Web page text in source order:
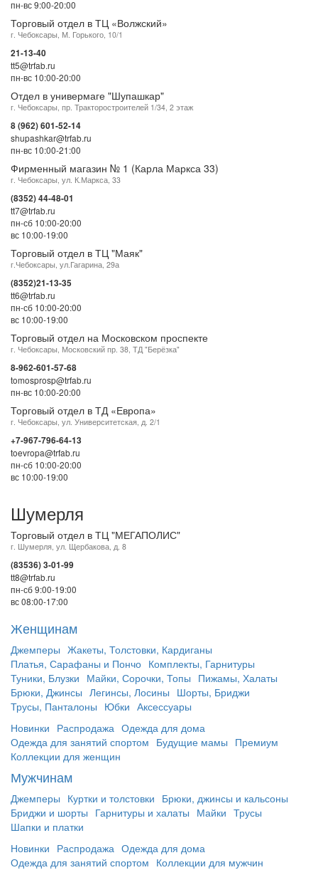
пн-вс 9:00-20:00
Торговый отдел в ТЦ «Волжский»
г. Чебоксары, М. Горького, 10/1
21-13-40
tt5@trfab.ru
пн-вс 10:00-20:00
Отдел в универмаге "Шупашкар"
г. Чебоксары, пр. Тракторостроителей 1/34, 2 этаж
8 (962) 601-52-14
shupashkar@trfab.ru
пн-вс 10:00-21:00
Фирменный магазин № 1 (Карла Маркса 33)
г. Чебоксары, ул. К.Маркса, 33
(8352) 44-48-01
tt7@trfab.ru
пн-сб 10:00-20:00
вс 10:00-19:00
Торговый отдел в ТЦ "Маяк"
г.Чебоксары, ул.Гагарина, 29а
(8352)21-13-35
tt6@trfab.ru
пн-сб 10:00-20:00
вс 10:00-19:00
Торговый отдел на Московском проспекте
г. Чебоксары, Московский пр. 38, ТД "Берёзка"
8-962-601-57-68
tomosprosp@trfab.ru
пн-вс 10:00-20:00
Торговый отдел в ТД «Европа»
г. Чебоксары, ул. Университетская, д. 2/1
+7-967-796-64-13
toevropa@trfab.ru
пн-сб 10:00-20:00
вс 10:00-19:00
Шумерля
Торговый отдел в ТЦ "МЕГАПОЛИС"
г. Шумерля, ул. Щербакова, д. 8
(83536) 3-01-99
tt8@trfab.ru
пн-сб 9:00-19:00
вс 08:00-17:00
Женщинам
Джемперы Жакеты, Толстовки, Кардиганы
Платья, Сарафаны и Пончо Комплекты, Гарнитуры
Туники, Блузки Майки, Сорочки, Топы Пижамы, Халаты
Брюки, Джинсы Легинсы, Лосины Шорты, Бриджи
Трусы, Панталоны Юбки Аксессуары
Новинки Распродажа Одежда для дома
Одежда для занятий спортом Будущие мамы Премиум
Коллекции для женщин
Мужчинам
Джемперы Куртки и толстовки Брюки, джинсы и кальсоны
Бриджи и шорты Гарнитуры и халаты Майки Трусы
Шапки и платки
Новинки Распродажа Одежда для дома
Одежда для занятий спортом Коллекции для мужчин